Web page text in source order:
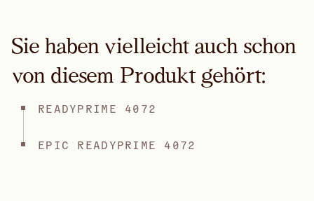
Sie haben vielleicht auch schon
von diesem Produkt gehört:
READYPRIME 4072
EPIC READYPRIME 4072